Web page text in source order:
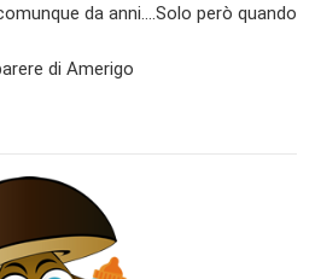
da anni....Solo però quando
di Amerigo